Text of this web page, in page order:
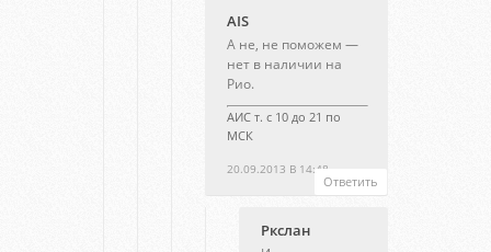
AIS
20.09.2013 В 14:48
А не, не поможем —
нет в наличии на
Рио.
АИС т. с 10 до 21 по
МСК
Ответить
Ркслан